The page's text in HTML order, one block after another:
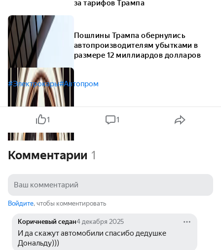
за тарифов Трампа
Пошлины Трампа обернулись
автопроизводителям убытками в
размере 12 миллиардов долларов
#Электрокары#Автопром
1 1
Комментарии 1
Войдите, чтобы комментировать
Коричневый седан4 декабря 2025
И да скажут автомобили спасибо дедушке
Дональду)))